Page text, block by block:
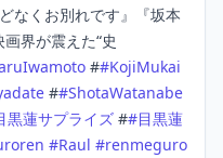
なくお別れです』『坂本
界が震えた“史
##KojiMukai
##ShotaWatanabe
黒蓮サプライズ ##目黒蓮
#Raul #renmeguro